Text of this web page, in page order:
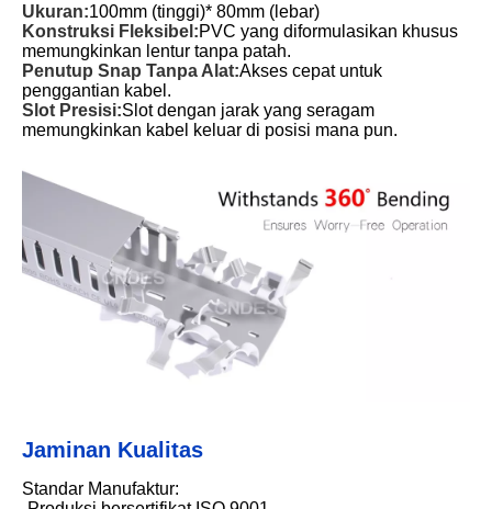
Ukuran:100mm (tinggi)* 80mm (lebar)
Konstruksi Fleksibel:PVC yang diformulasikan khusus
memungkinkan lentur tanpa patah.
Penutup Snap Tanpa Alat:Akses cepat untuk
penggantian kabel.
Slot Presisi:Slot dengan jarak yang seragam
memungkinkan kabel keluar di posisi mana pun.
Jaminan Kualitas
Standar Manufaktur: